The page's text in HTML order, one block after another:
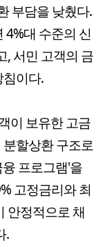
부담을 낮췄다.
대 수준의 신
, 서민 고객의 금
이다.
이 보유한 고금
할상환 구조로
프로그램'을
고정금리와 최
안정적으로 채
.